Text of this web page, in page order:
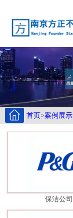
首页>案例展示
保洁公司